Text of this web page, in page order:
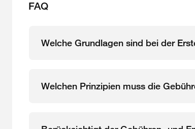
FAQ
Welche Grundlagen sind bei der
Welchen Prinzipien muss die